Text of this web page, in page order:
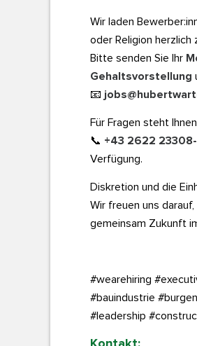
Wir laden
oder Religion herzlich
Bitte senden Sie Ihr
Gehaltsvorstellung
📧
Für Fragen steht
📞 +43 2622
Verfügung.
Diskretion und die
Wir freuen uns
gemeinsam Zukunft
#wearehiring
#bauindustrie
#leadership